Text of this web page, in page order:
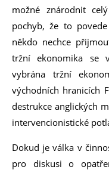
možné znárodnit
pochyb, že to
někdo nechce
tržní ekonomika se
vybrána tržní
východních hranicích
destrukce anglických
intervencionistické
Dokud je válka v
pro diskusi o